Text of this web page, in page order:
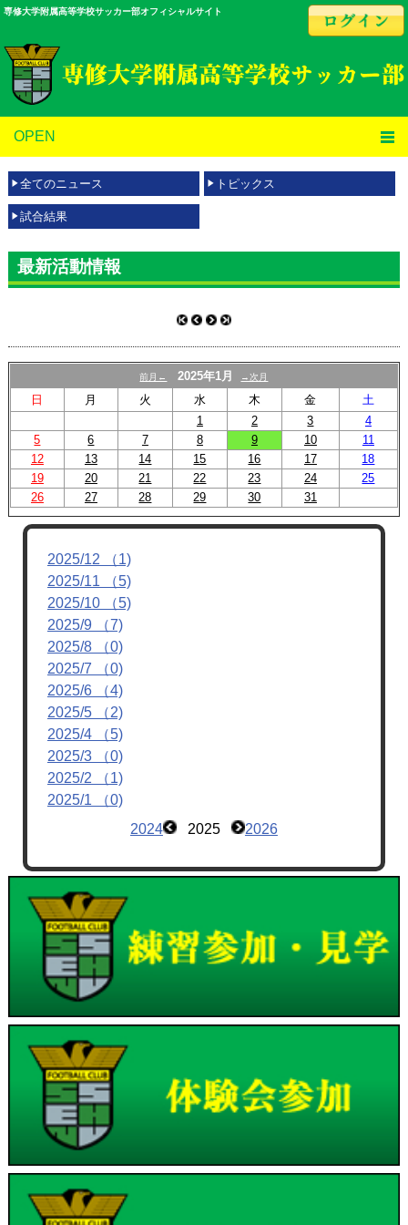
専修大学附属高等学校サッカー部オフィシャルサイト
OPEN
全てのニュース トピックス
試合結果
最新活動情報
前月← 2025年1月 →次月
日 月 火 水 木 金
土
1
2 3
4
5
6 7 8 9 10
11
12
13 14 15 16 17
18
19
20 21 22 23 24
25
26
27 28 29 30 31
2025/12 （1)
2025/11 （5)
2025/10 （5)
2025/9 （7)
2025/8 （0)
2025/7 （0)
2025/6 （4)
2025/5 （2)
2025/4 （5)
2025/3 （0)
2025/2 （1)
2025/1 （0)
2024
2025 2026